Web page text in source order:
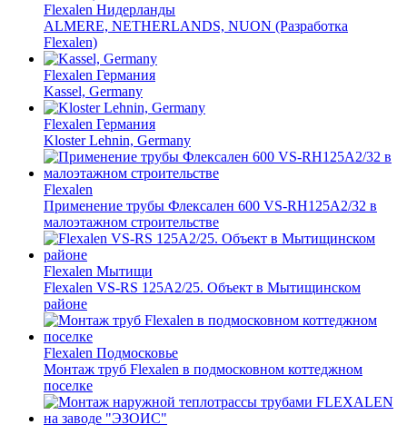
Flexalen Нидерланды
ALMERE, NETHERLANDS, NUON (Разработка
Flexalen)
Flexalen Германия
Kassel, Germany
Flexalen Германия
Kloster Lehnin, Germany
Flexalen
Применение трубы Флексален 600 VS-RH125A2/32 в
малоэтажном строительстве
Flexalen Мытищи
Flexalen VS-RS 125A2/25. Объект в Мытищинском
районе
Flexalen Подмосковье
Монтаж труб Flexalen в подмосковном коттеджном
поселке